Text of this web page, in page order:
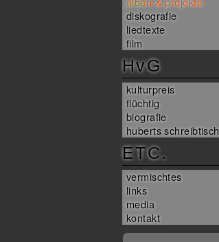
diskografie
liedtexte
film
HvG
kulturpreis
flüchtig
biografie
huberts schreibtisch
ETC.
vermischtes
links
media
kontakt